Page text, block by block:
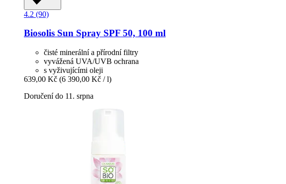
4.2 (90)
Biosolis Sun Spray SPF 50, 100 ml
čisté minerální a přírodní filtry
vyvážená UVA/UVB ochrana
s vyživujícími oleji
639,00 Kč (6 390,00 Kč / l)
Doručení do 11. srpna